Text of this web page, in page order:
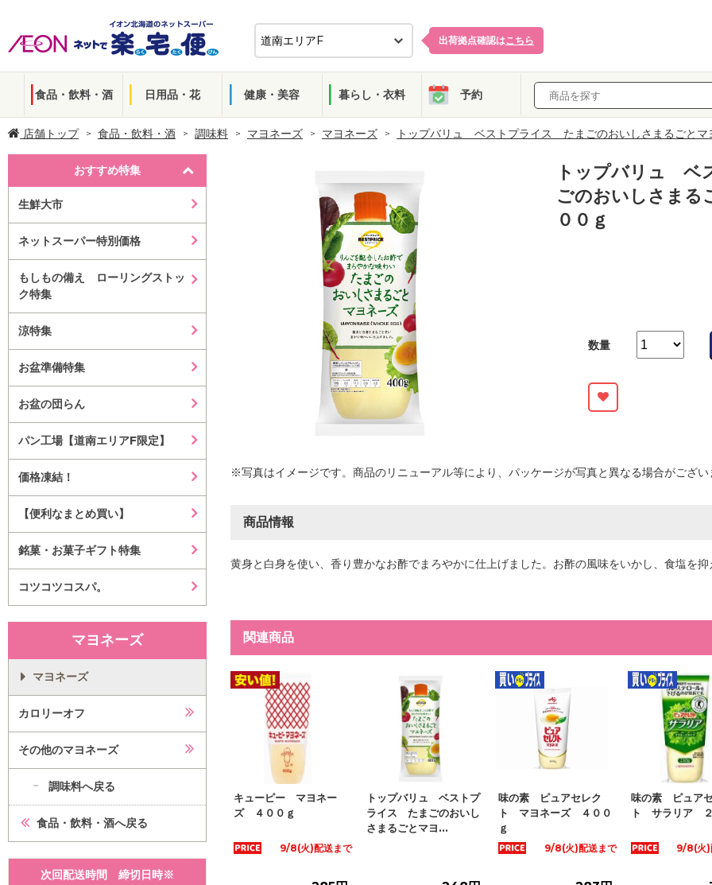
出荷拠点確認はこちら
食品・飲料・酒 日用品・花 健康・美容 暮らし・衣料 予約
店舗トップ 食品・飲料・酒 調味料 マヨネーズ マヨネーズ トップバリュ ベストプライス たまごのおいしさまるごと
おすすめ特集
生鮮大市
ネットスーパー特別価格
もしもの備え ローリングストッ
ク特集
涼特集
お盆準備特集
お盆の団らん
パン工場【道南エリアF限定】
価格凍結！
【便利なまとめ買い】
銘菓・お菓子ギフト特集
コツコツコスパ。
マヨネーズ
マヨネーズ
カロリーオフ
その他のマヨネーズ
調味料へ戻る
食品・飲料・酒へ戻る
次回配送時間 締切日時※
トップバリュ ベ
ごのおいしさま
００ｇ
数量
※写真はイメージです。商品のリニューアル等により、パッケージが写真と異なる場合がござい
商品情報
黄身と白身を使い、香り豊かなお酢でまろやかに仕上げました。お酢の風味をいかし、食塩を抑
関連商品
キューピー マヨネー
ズ ４００ｇ
9/8(火)配送まで
トップバリュ ベストプ
ライス たまごのおいし
さまるごとマヨ...
味の素 ピュアセレク
ト マヨネーズ ４００
ｇ
9/8(火)配送まで
味の素 ピュア
ト サラリア ２
9/8(火)